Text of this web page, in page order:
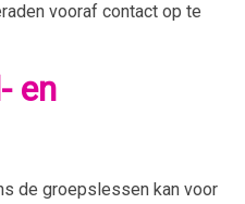
vooraf contact op te
en
de groepslessen kan voor